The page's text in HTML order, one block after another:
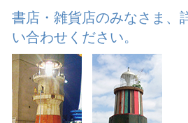
書店・雑貨店のみなさま、
い合わせください。